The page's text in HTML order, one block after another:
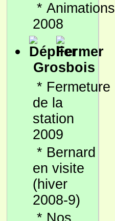
* Animations
2008
Grosbois
* Fermeture
de la
station
2009
* Bernard
en visite
(hiver
2008-9)
* Nos